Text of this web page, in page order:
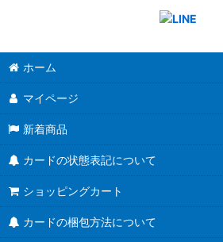
ホーム
マイページ
新着商品
カードの状態表記について
ショッピングカート
カードの梱包方法について